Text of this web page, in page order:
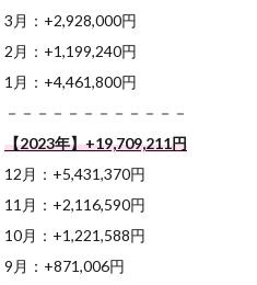
3月：+2,928,000円
2月：+1,199,240円
1月：+4,461,800円
－－－－－－－－－－－－
【2023年】+19,709,211円
12月：+5,431,370円
11月：+2,116,590円
10月：+1,221,588円
9月：+871,006円